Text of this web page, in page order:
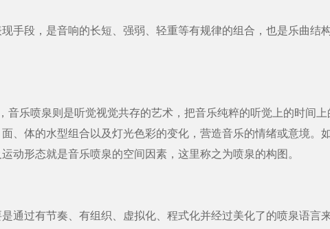
段，是音响的长短、强弱、轻重等有规律的组合，也是乐曲结
乐喷泉则是听觉视觉共存的艺术，把音乐纯粹的听觉上的时间上
、体的水型组合以及灯光色彩的变化，营造音乐的情绪或意境。
动形态就是音乐喷泉的空间因素，这里称之为喷泉的构图。
过有节奏、有组织、虚拟化、程式化并经过美化了的喷泉语言